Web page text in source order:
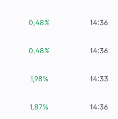
0,48% 14:36
0,48% 14:36
1,98% 14:33
1,87% 14:36